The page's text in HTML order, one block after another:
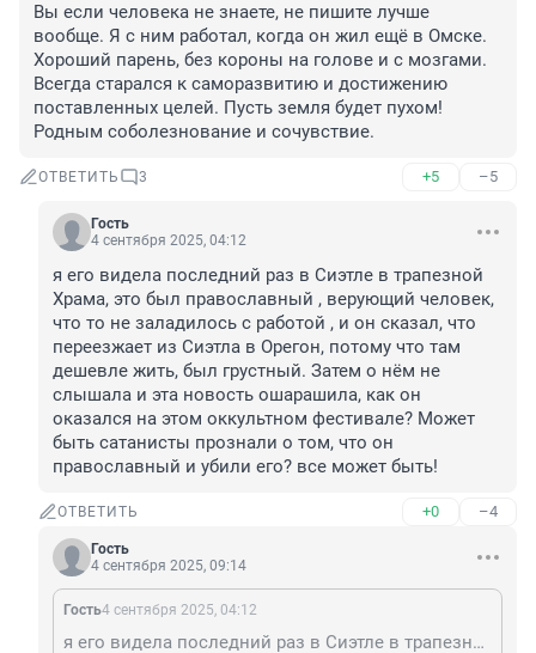
Вы если человека не знаете, не пишите лучше
вообще. Я с ним работал, когда он жил ещё в Омске.
Хороший парень, без короны на голове и с мозгами.
Всегда старался к саморазвитию и достижению
поставленных целей. Пусть земля будет пухом!
Родным соболезнование и сочувствие.
ОТВЕТИТЬ 3 +5 –5
Гость
4 сентября 2025, 04:12
я его видела последний раз в Сиэтле в трапезной
Храма, это был православный , верующий человек,
что то не заладилось с работой , и он сказал, что
переезжает из Сиэтла в Орегон, потому что там
дешевле жить, был грустный. Затем о нём не
слышала и эта новость ошарашила, как он
оказался на этом оккультном фестивале? Может
быть сатанисты прознали о том, что он
православный и убили его? все может быть!
ОТВЕТИТЬ +0 –4
Гость
4 сентября 2025, 09:14
Гость4 сентября 2025, 04:12
я его видела последний раз в Сиэтле в трапезной Храма, это был православный , верующий человек, что то не заладилось с работой , и он сказал, что переезжает из Сиэтла в Орегон, потому что там дешевле жить, был грустный. Затем о нём не слышала и эта новость ошарашила, как он оказался на этом оккультном фестивале? Может быть сатанисты прознали о том, что он православный и убили его? все может быть!